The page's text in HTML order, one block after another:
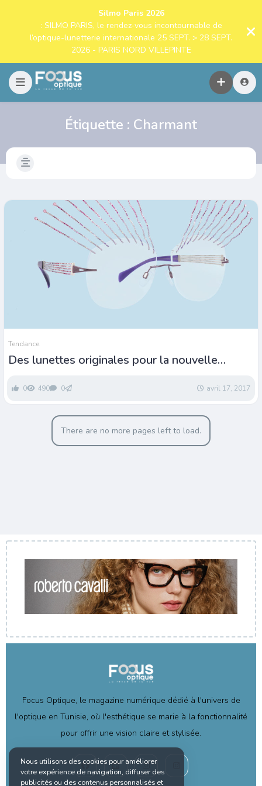
Silmo Paris 2026
: SILMO PARIS, le rendez-vous incontournable de
l’optique-lunetterie internationale 25 SEPT. > 28 SEPT.
2026 - PARIS NORD VILLEPINTE
Étiquette : Charmant
Tendance
Des lunettes originales pour la nouvelle
0 490 0 avril 17, 2017
There are no more pages left to load.
Focus Optique, le magazine numérique dédié à l'univers de
l'optique en Tunisie, où l'esthétique se marie à la fonctionnalité
pour offrir une vision claire et stylisée.
Nous utilisons des cookies pour améliorer
votre expérience de navigation, diffuser des
publicités ou des contenus personnalisés et